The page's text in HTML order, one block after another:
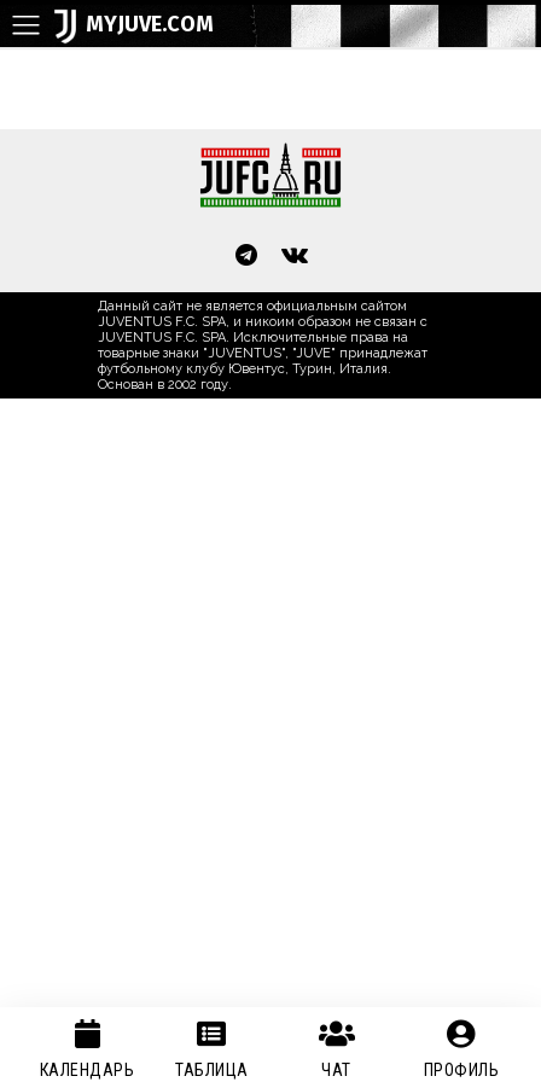
MYJUVE.COM
Данный сайт не является официальным сайтом
JUVENTUS F.C. SPA, и никоим образом не связан с
JUVENTUS F.C. SPA. Исключительные права на
товарные знаки "JUVENTUS", "JUVE" принадлежат
футбольному клубу Ювентус, Турин, Италия.
Основан в 2002 году.
КАЛЕНДАРЬ ТАБЛИЦА ЧАТ ПРОФИЛЬ